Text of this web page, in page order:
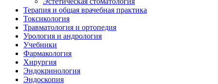
Терапия и общая врачебная практика
Токсикология
Травматология и ортопедия
Урология и андрология
Учебники
Фармакология
Хирургия
Эндокринология
Эндоскопия